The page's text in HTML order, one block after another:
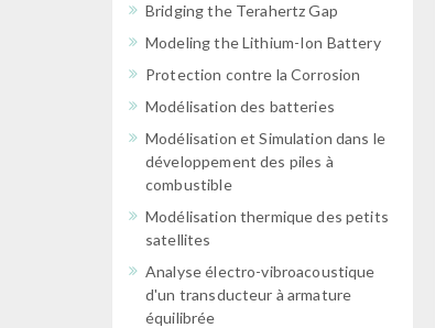
Bridging the Terahertz Gap
Modeling the Lithium-Ion Battery
Protection contre la Corrosion
Modélisation des batteries
Modélisation et Simulation dans le
développement des piles à
combustible
Modélisation thermique des petits
satellites
Analyse électro-vibroacoustique
d'un transducteur à armature
équilibrée